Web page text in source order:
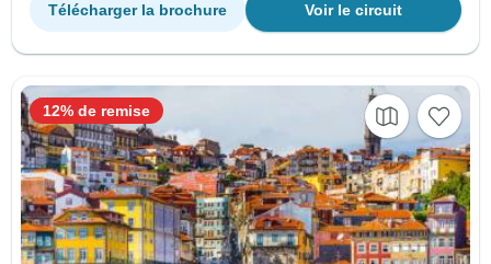
Voir le circuit
Télécharger la brochure
12% de remise